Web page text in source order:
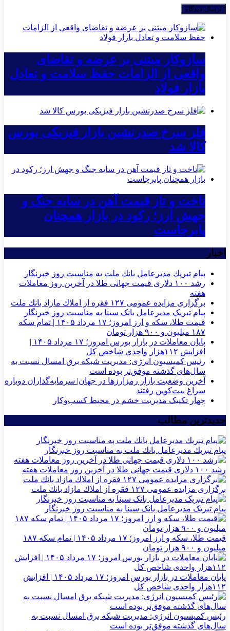
سازوکار مبتنی بر عرضه و تقاضای
واقعی از الزامات حفظ سلامت و تعادل
بازار فولاد
فلز سرخ صدرنشین بازار فیزیکی بورس
کالا شد
تاخت و تاز قیمت آهن در سایه جنگ و
جهش ارز؛ رکود در بازار همچنان
پابرجاست
اخبار
پیام تبریك مدیرعامل بانك ملت به مناسبت روز خبرنگار
رشد ۱۰۰ دلاری قیمت جهانی طلا در آخرین روز معاملات
هفته
برگزاری مزایده عمومی ۱۲۷ فقره از املاك مازاد بانك ملت
پیام تبریک مدیرعامل بانک سینا به مناسبت روز خبرنگار
قیمت طلا، سکه و ارز امروز؛ ۱۷ مرداد ۱۴۰۵ | تمام سکه
۱۸۷ میلیون و ۹۰۰ هزار تومان
پایان معاملات در بازار بورس امروز؛ ۱۷ مرداد ۱۴۰۵ |
افزایش ۱۱۲هزار واحدی شاخص کل
رئیس کمیسیون انرژی: مدیریت شبکه برق امسال نسبت به
سال‌های گذشته موفق‌تر بوده است
آخرین وضعیت بازار رمزارزها در جهان| سرمایه‌گذاران دوباره
سراغ بیت‌کوین رفتند
چهار تکنیک مدیریت خشم در محیط کسب‌وکار
جدیدترین مطالب
پیام تبریك مدیرعامل بانك ملت به مناسبت روز خبرنگار
رشد ۱۰۰ دلاری قیمت جهانی طلا در آخرین روز معاملات هفته
برگزاری مزایده عمومی ۱۲۷ فقره از املاك مازاد بانك ملت
پیام تبریک مدیرعامل بانک سینا به مناسبت روز خبرنگار
قیمت طلا، سکه و ارز امروز؛ ۱۷ مرداد ۱۴۰۵ | تمام سکه ۱۸۷
میلیون و ۹۰۰ هزار تومان
پایان معاملات در بازار بورس امروز؛ ۱۷ مرداد ۱۴۰۵ | افزایش
۱۱۲هزار واحدی شاخص کل
رئیس کمیسیون انرژی: مدیریت شبکه برق امسال نسبت به
سال‌های گذشته موفق‌تر بوده است